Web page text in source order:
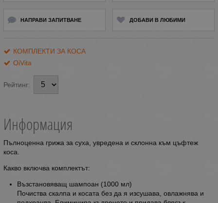
НАПРАВИ ЗАПИТВАНЕ ДОБАВИ В ЛЮБИМИ
КОМПЛЕКТИ ЗА КОСА
OiVita
Рейтинг:
Информация
Пълноценна грижа за суха, увредена и склонна към цъфтеж
коса.
Какво включва комплектът:
Възстановяващ шампоан (1000 мл)
Почиства скалпа и косата без да я изсушава, овлажнява и